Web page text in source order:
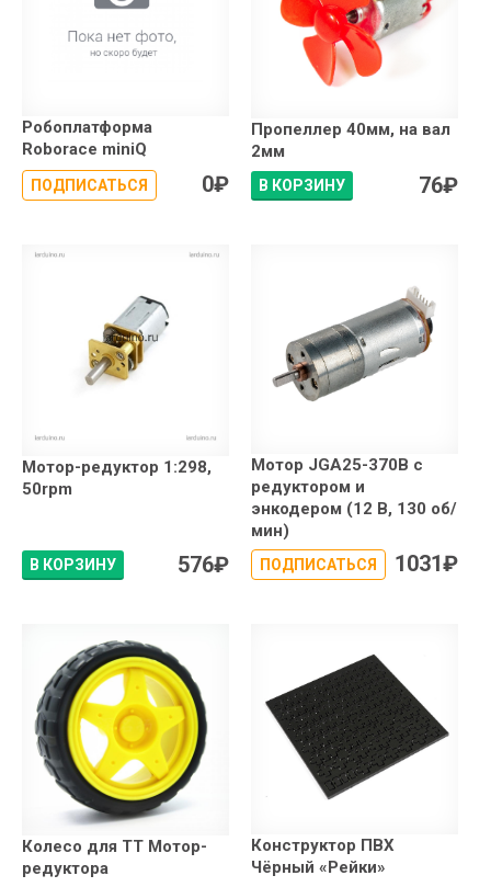
Робоплатформа
Roborace miniQ
ПОДПИСАТЬСЯ 0₽
Пропеллер 40мм, на вал
2мм
В КОРЗИНУ 76₽
Мотор-редуктор 1:298,
50rpm
В КОРЗИНУ 576₽
Мотор JGA25-370B с
редуктором и
энкодером (12 В, 130 об/
мин)
ПОДПИСАТЬСЯ 1031₽
Колесо для TT Мотор-
редуктора
Конструктор ПВХ
Чёрный «Рейки»